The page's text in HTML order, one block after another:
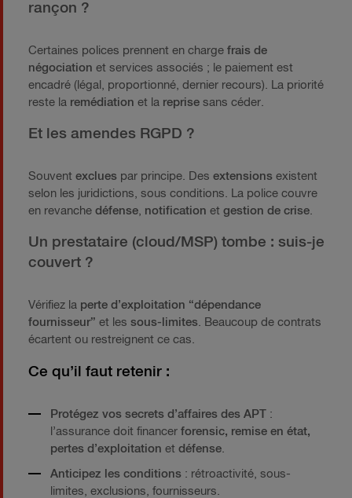
rançon ?
Certaines polices prennent en charge frais de
négociation et services associés ; le paiement est
encadré (légal, proportionné, dernier recours). La priorité
reste la remédiation et la reprise sans céder.
Et les amendes RGPD ?
Souvent exclues par principe. Des extensions existent
selon les juridictions, sous conditions. La police couvre
en revanche défense, notification et gestion de crise.
Un prestataire (cloud/MSP) tombe : suis-je
couvert ?
Vérifiez la perte d’exploitation “dépendance
fournisseur” et les sous-limites. Beaucoup de contrats
écartent ou restreignent ce cas.
Ce qu’il faut retenir :
Protégez vos secrets d’affaires des APT :
l’assurance doit financer forensic, remise en état,
pertes d’exploitation et défense
Anticipez les conditions : rétroactivité, sous-
limites, exclusions, fournisseurs.